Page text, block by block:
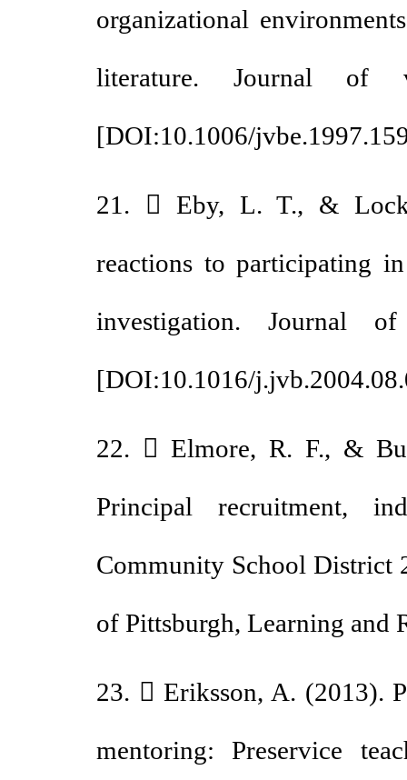
organizational
literature. Journal of
[DOI:10.1006/
21.  Eby, L. T., &
reactions to
investigation. Journal
[DOI:10.1016/
22.  Elmore, R. F., &
Principal recruitment,
Community School
of Pittsburgh, Learning
23.  Eriksson, A.
mentoring: Preservice